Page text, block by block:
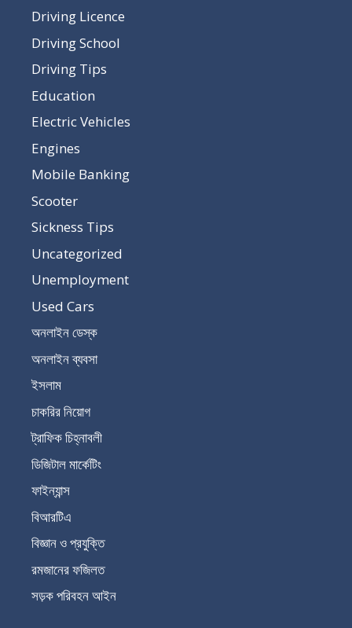
Driving Licence
Driving School
Driving Tips
Education
Electric Vehicles
Engines
Mobile Banking
Scooter
Sickness Tips
Uncategorized
Unemployment
Used Cars
অনলাইন ডেস্ক
অনলাইন ব্যবসা
ইসলাম
চাকরির নিয়োগ
ট্রাফিক চিহ্নাবলী
ডিজিটাল মার্কেটিং
ফাইন্যান্স
বিআরটিএ
বিজ্ঞান ও প্রযুক্তি
রমজানের ফজিলত
সড়ক পরিবহন আইন